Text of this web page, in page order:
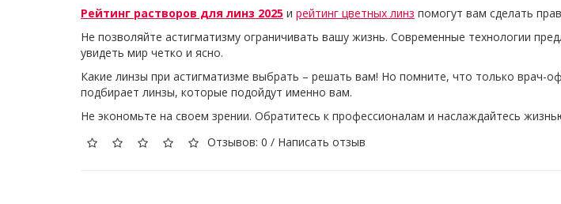
Рейтинг растворов для линз 2025 и рейтинг цветных линз помогут вам сделать
Не позволяйте астигматизму ограничивать вашу жизнь. Современные технологии
увидеть мир четко и ясно.
Какие линзы при астигматизме выбрать – решать вам! Но помните, что только
подбирает линзы, которые подойдут именно вам.
Не экономьте на своем зрении. Обратитесь к профессионалам и наслаждайтесь
Отзывов: 0 / Написать отзыв